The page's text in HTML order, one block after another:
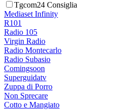
Tgcom24 Consiglia
Mediaset Infinity
R101
Radio 105
Virgin Radio
Radio Montecarlo
Radio Subasio
Comingsoon
Superguidatv
Zuppa di Porro
Non Sprecare
Cotto e Mangiato